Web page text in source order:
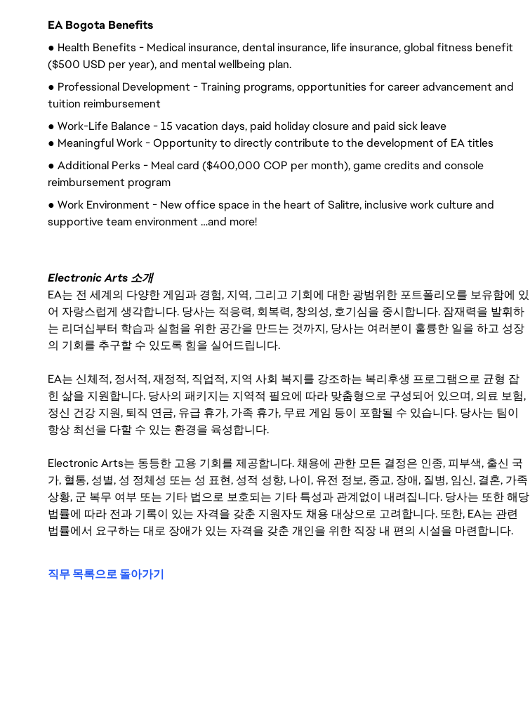
EA Bogota Benefits
● Health Benefits - Medical insurance, dental insurance, life insurance, global fitness benefit
($500 USD per year), and mental wellbeing plan.
● Professional Development - Training programs, opportunities for career advancement and
tuition reimbursement
● Work-Life Balance - 15 vacation days, paid holiday closure and paid sick leave
● Meaningful Work - Opportunity to directly contribute to the development of EA titles
● Additional Perks - Meal card ($400,000 COP per month), game credits and console
reimbursement program
● Work Environment - New office space in the heart of Salitre, inclusive work culture and
supportive team environment …and more!
Electronic Arts 소개
EA는 전 세계의 다양한 게임과 경험, 지역, 그리고 기회에 대한 광범위한 포트폴리오를 보유함에 있
어 자랑스럽게 생각합니다. 당사는 적응력, 회복력, 창의성, 호기심을 중시합니다. 잠재력을 발휘하
는 리더십부터 학습과 실험을 위한 공간을 만드는 것까지, 당사는 여러분이 훌륭한 일을 하고 성장
의 기회를 추구할 수 있도록 힘을 실어드립니다.
EA는 신체적, 정서적, 재정적, 직업적, 지역 사회 복지를 강조하는 복리후생 프로그램으로 균형 잡
힌 삶을 지원합니다. 당사의 패키지는 지역적 필요에 따라 맞춤형으로 구성되어 있으며, 의료 보험,
정신 건강 지원, 퇴직 연금, 유급 휴가, 가족 휴가, 무료 게임 등이 포함될 수 있습니다. 당사는 팀이
항상 최선을 다할 수 있는 환경을 육성합니다.
Electronic Arts는 동등한 고용 기회를 제공합니다. 채용에 관한 모든 결정은 인종, 피부색, 출신 국
가, 혈통, 성별, 성 정체성 또는 성 표현, 성적 성향, 나이, 유전 정보, 종교, 장애, 질병, 임신, 결혼, 가족
상황, 군 복무 여부 또는 기타 법으로 보호되는 기타 특성과 관계없이 내려집니다. 당사는 또한 해당
법률에 따라 전과 기록이 있는 자격을 갖춘 지원자도 채용 대상으로 고려합니다. 또한, EA는 관련
법률에서 요구하는 대로 장애가 있는 자격을 갖춘 개인을 위한 직장 내 편의 시설을 마련합니다.
직무 목록으로 돌아가기